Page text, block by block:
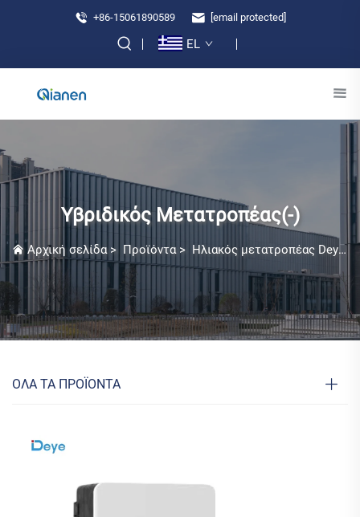
+86-15061890589 [email protected]
EL
Υβριδικός Μετατροπέας(-)
Αρχική σελίδα> Προϊόντα> Ηλιακός μετατροπέας Deye >
ΟΛΑ ΤΑ ΠΡΟΪΟΝΤΑ